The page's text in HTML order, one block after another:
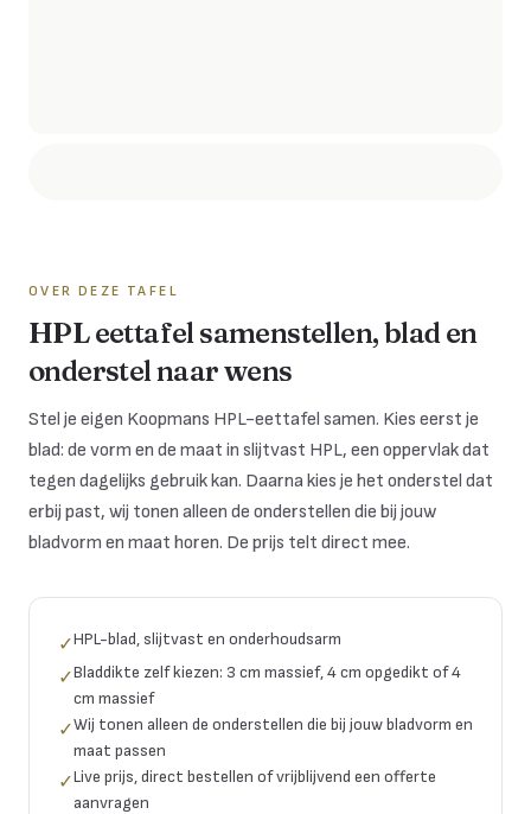
OVER DEZE TAFEL
HPL eettafel samenstellen, blad en
onderstel naar wens
Stel je eigen Koopmans HPL-eettafel samen. Kies eerst je
blad: de vorm en de maat in slijtvast HPL, een oppervlak dat
tegen dagelijks gebruik kan. Daarna kies je het onderstel dat
erbij past, wij tonen alleen de onderstellen die bij jouw
bladvorm en maat horen. De prijs telt direct mee.
✓HPL-blad, slijtvast en onderhoudsarm
✓Bladdikte zelf kiezen: 3 cm massief, 4 cm opgedikt of 4
cm massief
✓Wij tonen alleen de onderstellen die bij jouw bladvorm en
maat passen
✓Live prijs, direct bestellen of vrijblijvend een offerte
aanvragen